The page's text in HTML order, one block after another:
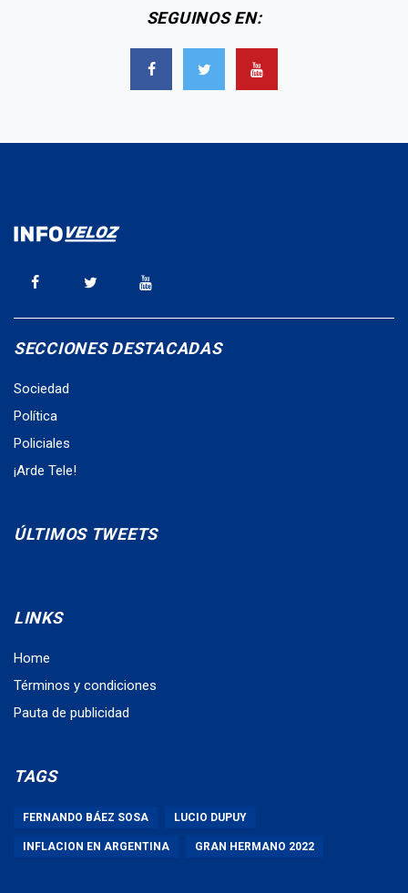
SEGUINOS EN:
SECCIONES DESTACADAS
Sociedad
Política
Policiales
¡Arde Tele!
ÚLTIMOS TWEETS
LINKS
Home
Términos y condiciones
Pauta de publicidad
TAGS
FERNANDO BÁEZ SOSA LUCIO DUPUY
INFLACION EN ARGENTINA GRAN HERMANO 2022